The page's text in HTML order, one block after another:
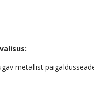
metallist